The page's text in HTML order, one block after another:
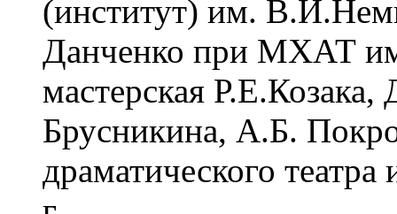
(институт) им.
Данченко при МХАТ
мастерская Р.Е.Козака,
Брусникина, А.Б.
драматического